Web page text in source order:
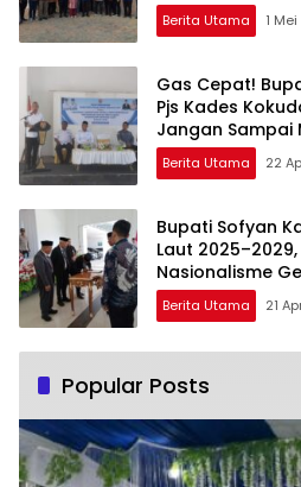
Berita Utama 1
Gas Cepat!
Pjs Kades
Jangan Sampai
Berita Utama 22
Bupati Sofyan
Laut
Nasionalisme
Berita Utama 21
Popular Posts